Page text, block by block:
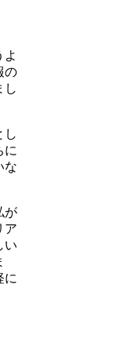
よ
の
し
し
に
な
が
ア
い
に